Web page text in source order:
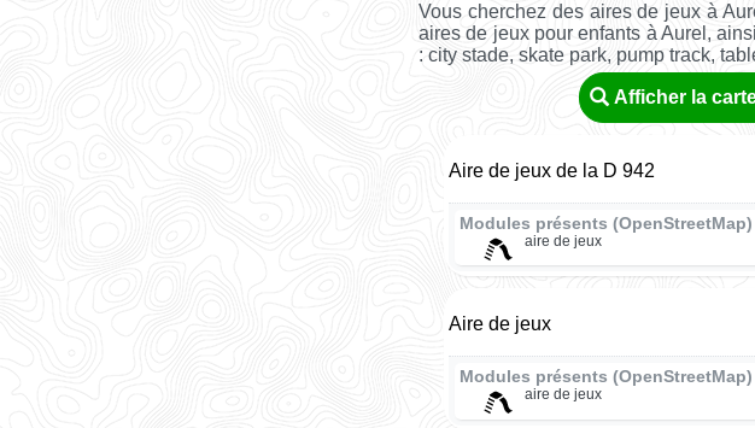
Vous cherchez des aires de jeux à
aires de jeux pour enfants à Aurel,
: city stade, skate park, pump track,
Afficher la
Aire de jeux de la D 942
Modules présents (OpenStreetMap)
aire de jeux
Aire de jeux
Modules présents (OpenStreetMap)
aire de jeux